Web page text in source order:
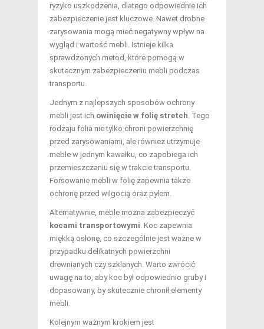
ryzyko uszkodzenia, dlatego odpowiednie ich
zabezpieczenie jest kluczowe. Nawet drobne
zarysowania mogą mieć negatywny wpływ na
wygląd i wartość mebli. Istnieje kilka
sprawdzonych metod, które pomogą w
skutecznym zabezpieczeniu mebli podczas
transportu.
Jednym z najlepszych sposobów ochrony
mebli jest ich owinięcie w folię stretch . Tego
rodzaju folia nie tylko chroni powierzchnię
przed zarysowaniami, ale również utrzymuje
meble w jednym kawałku, co zapobiega ich
przemieszczaniu się w trakcie transportu.
Forsowanie mebli w folię zapewnia także
ochronę przed wilgocią oraz pyłem.
Alternatywnie, meble można zabezpieczyć
kocami transportowymi . Koc zapewnia
miękką osłonę, co szczególnie jest ważne w
przypadku delikatnych powierzchni
drewnianych czy szklanych. Warto zwrócić
uwagę na to, aby koc był odpowiednio gruby i
dopasowany, by skutecznie chronił elementy
mebli.
Kolejnym ważnym krokiem jest